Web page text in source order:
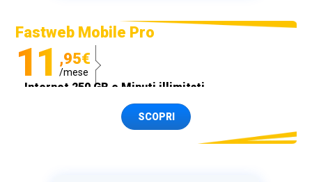
Fastweb Mobile Pro
11 ,95€
/mese
Internet 250 GB e Minuti illimitati
Spedizione SIM GRATISSCOPRI